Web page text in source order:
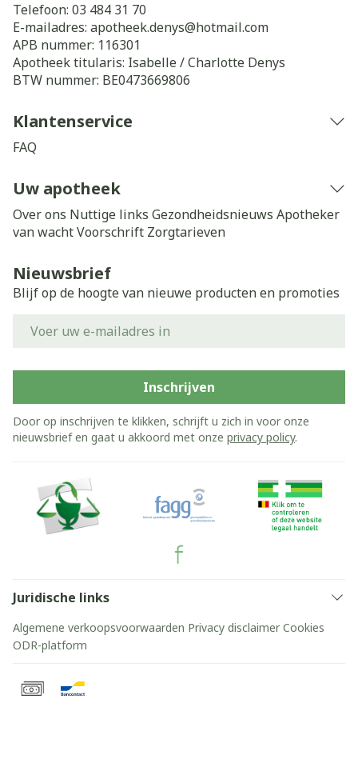
Telefoon: 03 484 31 70
E-mailadres: apotheek.denys@hotmail.com
APB nummer: 116301
Apotheek titularis: Isabelle / Charlotte Denys
BTW nummer: BE0473669806
Klantenservice
FAQ
Uw apotheek
Over ons Nuttige links Gezondheidsnieuws Apotheker
van wachtVoorschrift Zorgtarieven
Nieuwsbrief
Blijf op de hoogte van nieuwe producten en promoties
Inschrijven
Door op inschrijven te klikken, schrijft u zich in voor onze
nieuwsbrief en gaat u akkoord met onze privacy policy.
Juridische links
Algemene verkoopsvoorwaarden Privacy disclaimer Cookies
ODR-platform